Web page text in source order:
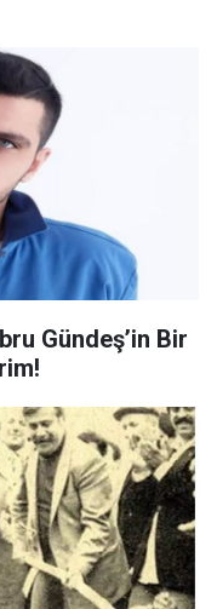
Gündeş’in Bir